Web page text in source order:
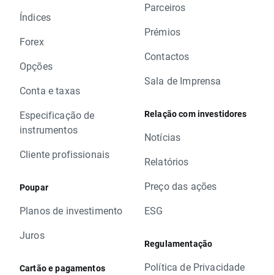
Índices
Forex
Opções
Conta e taxas
Especificação de
instrumentos
Cliente profissionais
Poupar
Planos de investimento
Juros
Cartão e pagamentos
Parceiros
Prémios
Contactos
Sala de Imprensa
Relação com investidores
Notícias
Relatórios
Preço das ações
ESG
Regulamentação
Política de Privacidade